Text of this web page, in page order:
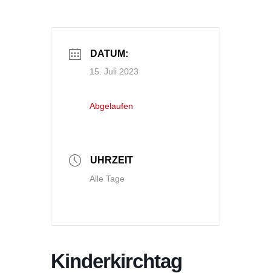
DATUM:
15. Juli 2023
Abgelaufen
UHRZEIT
Alle Tage
Kinderkirchtag